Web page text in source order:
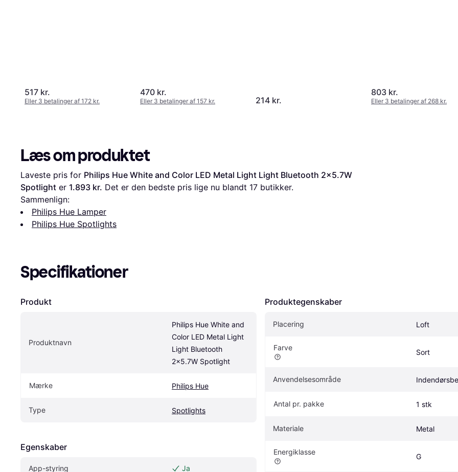
517 kr.
Eller 3 betalinger af 172 kr.
470 kr.
Eller 3 betalinger af 157 kr. 214 kr.
803 kr.
Eller 3 betalinger af 268 kr.
Læs om produktet
Laveste pris for Philips Hue White and Color LED Metal Light Light Bluetooth 2x5.7W
Spotlight er 1.893 kr. Det er den bedste pris lige nu blandt 17 butikker.
Sammenlign:
Philips Hue Lamper
Philips Hue Spotlights
Specifikationer
Produkt
Produktnavn
Philips Hue White and
Color LED Metal Light
Light Bluetooth
2x5.7W Spotlight
Mærke Philips Hue
Type Spotlights
Egenskaber
App-styring Ja
Produktegenskaber
Placering Loft
Farve
Sort
Anvendelsesområde
Antal pr. pakke 1 stk
Materiale Metal
Energiklasse
G